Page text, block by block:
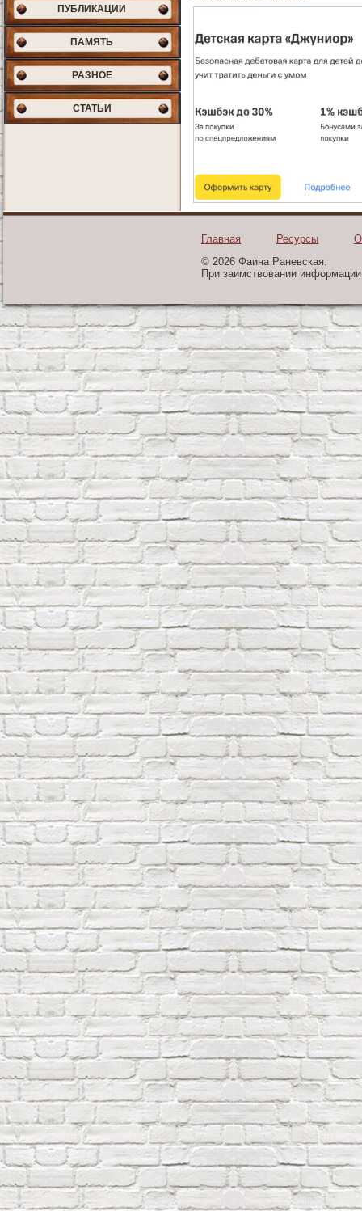
ПУБЛИКАЦИИ
ПАМЯТЬ
РАЗНОЕ
СТАТЬИ
Главная Ресурсы
© 2026 Фаина Раневская.
При заимствовании